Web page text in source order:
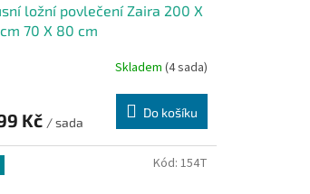
ložní povlečení Zaira 200 X
70 X 80 cm
Skladem (4 sada)
Kč / sada
Do košíku
Kód: 154T